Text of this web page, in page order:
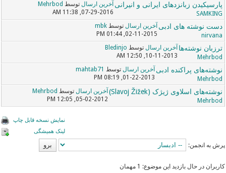
پارسیکیدن زبانزدهای ایرانی و انیرانی
SAMKING
آخرین ارسال توسط Mehrbod
07-29-2016, 11:38 AM
دست نوشته های ادبی
nirvana
آخرین ارسال توسطmbk
02-11-2015, 01:44 PM
ترزبان نوشته‌ها
Mehrbod
آخرین ارسال توسط Bledinjo
10-11-2013, 12:50 AM
نوشته‌های پراکنده ادبی
Mehrbod
آخرین ارسال توسط mahtab71
01-22-2013, 08:19 PM
نوشته‌های اسلاوی ژیژک (Slavoj Žižek)
Mehrbod
آخرین ارسال توسط Mehrbod
05-02-2012, 12:05 PM
نمایش نسخه قابل چاپ
لینک همیشگی
پرش به انجمن:
کاربران در حال بازدید این موضوع: 1 مهمان